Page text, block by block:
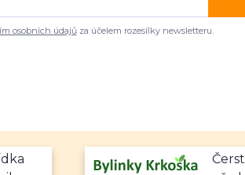
osobních údajůza účelem rozesílky newsletteru.